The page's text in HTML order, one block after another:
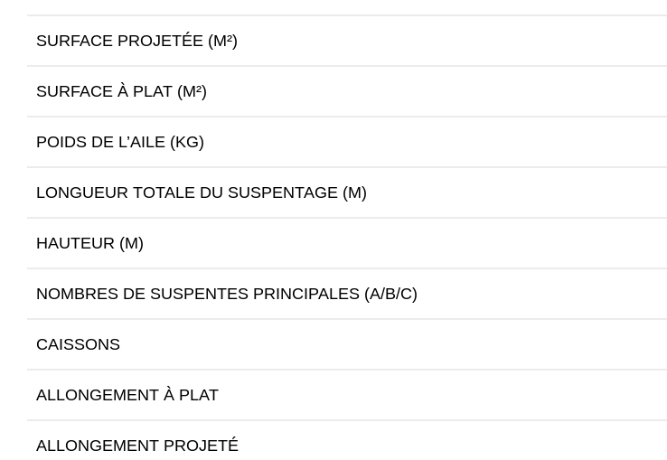
SURFACE PROJETÉE (M²)
SURFACE À PLAT (M²)
POIDS DE L’AILE (KG)
LONGUEUR TOTALE DU SUSPENTAGE (M)
HAUTEUR (M)
NOMBRES DE SUSPENTES PRINCIPALES (A/B/C)
CAISSONS
ALLONGEMENT À PLAT
ALLONGEMENT PROJETÉ